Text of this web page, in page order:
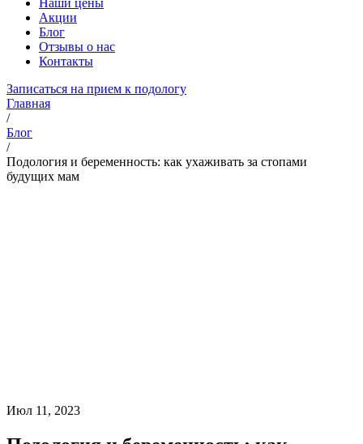
Наши цены
Акции
Блог
Отзывы о нас
Контакты
Записаться на прием к подологу
Главная
/
Блог
/
Подология и беременность: как ухаживать за стопами
будущих мам
Июл 11, 2023